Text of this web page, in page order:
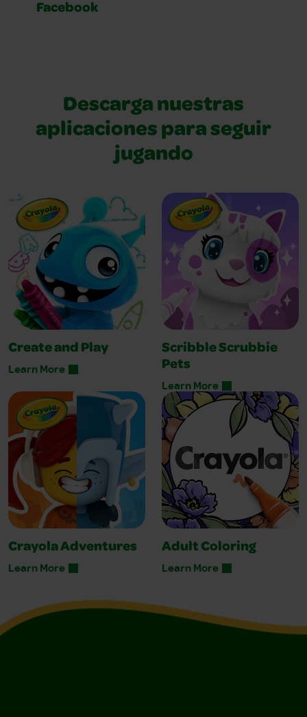
Facebook
Descarga nuestras
aplicaciones para seguir
jugando
Create and Play
Learn More
Scribble Scrubbie
Pets
Learn More
Crayola Adventures
Learn More
Adult Coloring
Learn More